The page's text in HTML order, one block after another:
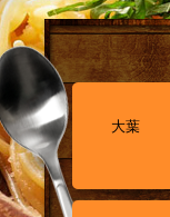
大葉